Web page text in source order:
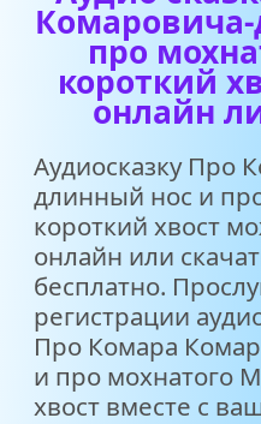
про
короткий
онлайн
Аудиосказку Про
длинный нос и
короткий хвост
онлайн или
бесплатно.
регистрации
Про Комара
и про мохнатого
хвост вместе с